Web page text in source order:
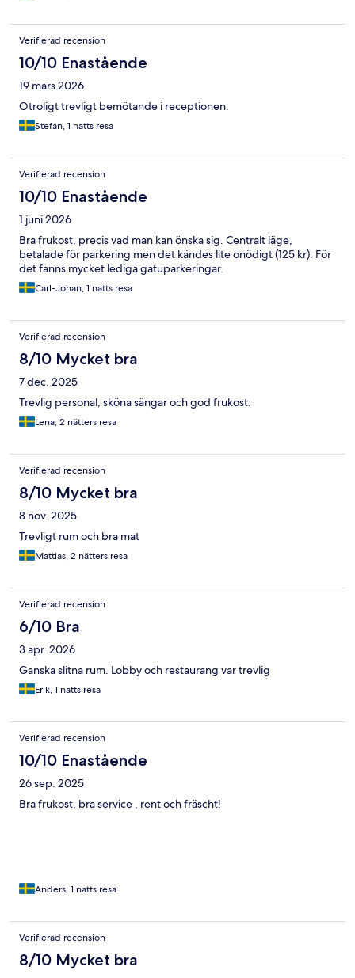
Verifierad recension
10/10 Enastående
19 mars 2026
Otroligt trevligt bemötande i receptionen.
Stefan, 1 natts resa
Verifierad recension
10/10 Enastående
1 juni 2026
Bra frukost, precis vad man kan önska sig. Centralt läge,
betalade för parkering men det kändes lite onödigt (125 kr). För
det fanns mycket lediga gatuparkeringar.
Carl-Johan, 1 natts resa
Verifierad recension
8/10 Mycket bra
7 dec. 2025
Trevlig personal, sköna sängar och god frukost.
Lena, 2 nätters resa
Verifierad recension
8/10 Mycket bra
8 nov. 2025
Trevligt rum och bra mat
Mattias, 2 nätters resa
Verifierad recension
6/10 Bra
3 apr. 2026
Ganska slitna rum. Lobby och restaurang var trevlig
Erik, 1 natts resa
Verifierad recension
10/10 Enastående
26 sep. 2025
Bra frukost, bra service , rent och fräscht!
Anders, 1 natts resa
Verifierad recension
8/10 Mycket bra